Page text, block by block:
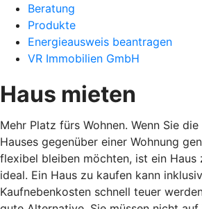
Beratung
Produkte
Energieausweis beantragen
VR Immobilien GmbH
Haus mieten
Mehr Platz fürs Wohnen. Wenn Sie
Hauses gegenüber einer Wohnung
flexibel bleiben möchten, ist ein Haus
ideal. Ein Haus zu kaufen kann
Kaufnebenkosten schnell teuer